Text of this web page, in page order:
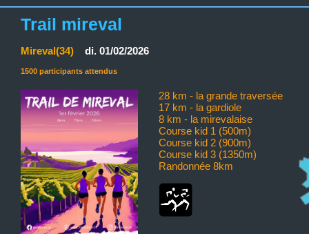
Trail mireval
Mireval(34) di. 01/02/2026
1500 participants attendus
28 km - la grande traversée
17 km - la gardiole
8 km - la mirevalaise
Course kid 1 (500m)
Course kid 2 (900m)
Course kid 3 (1350m)
Randonnée 8km